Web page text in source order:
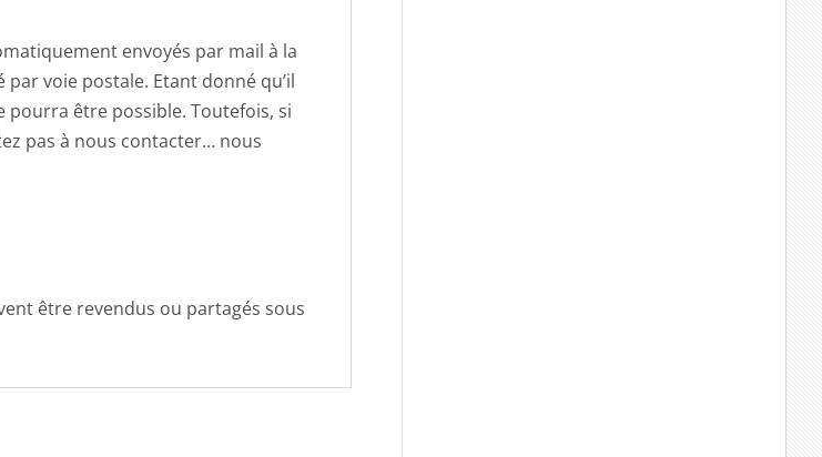
envoyés par mail à la
voie postale. Etant donné qu’il
pourra être possible. Toutefois, si
pas à nous contacter… nous
être revendus ou partagés sous